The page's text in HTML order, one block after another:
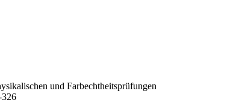
und Farbechtheitsprüfungen